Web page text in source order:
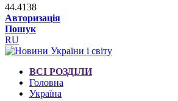
44.4138
Авторизація
Пошук
RU
ВСІ РОЗДІЛИ
Головна
Україна